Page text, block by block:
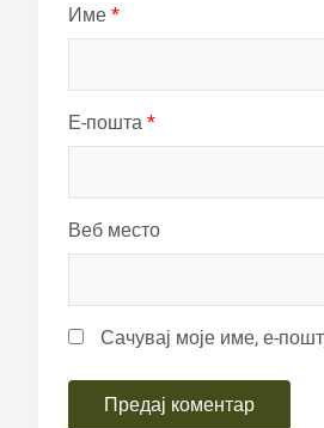
Име *
Е-пошта *
Веб место
Сачувај моје име, е-